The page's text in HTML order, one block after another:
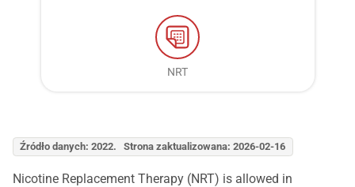
NRT
Źródło danych: 2022. Strona zaktualizowana: 2026-02-16
Nicotine Replacement Therapy (NRT) is allowed in